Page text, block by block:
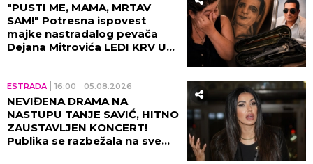
"PUSTI ME, MAMA, MRTAV
SAM!" Potresna ispovest
majke nastradalog pevača
Dejana Mitrovića LEDI KRV U
ESTRADA 16:00 05.08.2026
NEVIĐENA DRAMA NA
NASTUPU TANJE SAVIĆ, HITNO
ZAUSTAVLJEN KONCERT!
Publika se razbežala na sve